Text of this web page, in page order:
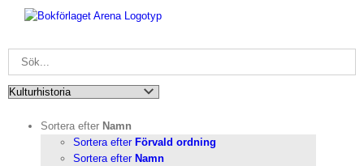
Fortsätt
Sortera efter Namn
Sortera efter Förvald ordning
Sortera efter Namn